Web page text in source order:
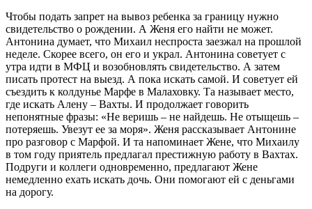
Чтобы подать запрет на вывоз ребенка за границу нужно
свидетельство о рождении. А Женя его найти не может.
Антонина думает, что Михаил неспроста заезжал на прошлой
неделе. Скорее всего, он его и украл. Антонина советует с
утра идти в МФЦ и возобновлять свидетельство. А затем
писать протест на выезд. А пока искать самой. И советует ей
съездить к колдунье Марфе в Малаховку. Та называет место,
где искать Алену – Вахты. И продолжает говорить
непонятные фразы: «Не веришь – не найдешь. Не отыщешь –
потеряешь. Увезут ее за моря». Женя рассказывает Антонине
про разговор с Марфой. И та напоминает Жене, что Михаилу
в том году приятель предлагал престижную работу в Вахтах.
Подруги и коллеги одновременно, предлагают Жене
немедленно ехать искать дочь. Они помогают ей с деньгами
на дорогу.